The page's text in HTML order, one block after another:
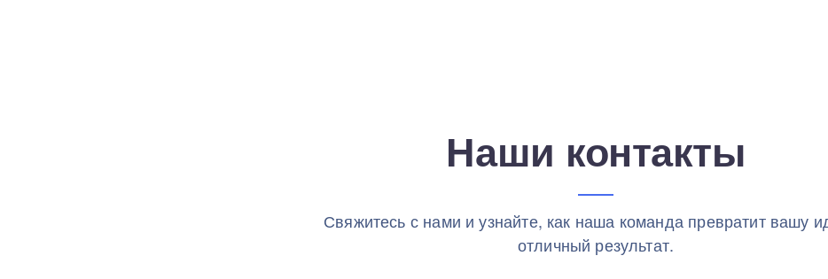
Наши контакты
Свяжитесь с нами и узнайте, как наша команда превратит вашу
отличный результат.